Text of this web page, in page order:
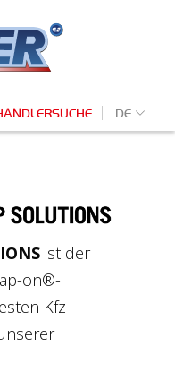
DE
ist der
on®-
Kfz-